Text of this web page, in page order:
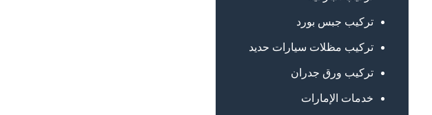
تركيب جبس بورد
تركيب مظلات سيارات حديد
تركيب ورق جدران
خدمات الإمارات